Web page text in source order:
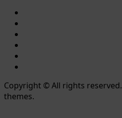
Naturale
Bracciano-
Copyright © All rights reserved.
themes.